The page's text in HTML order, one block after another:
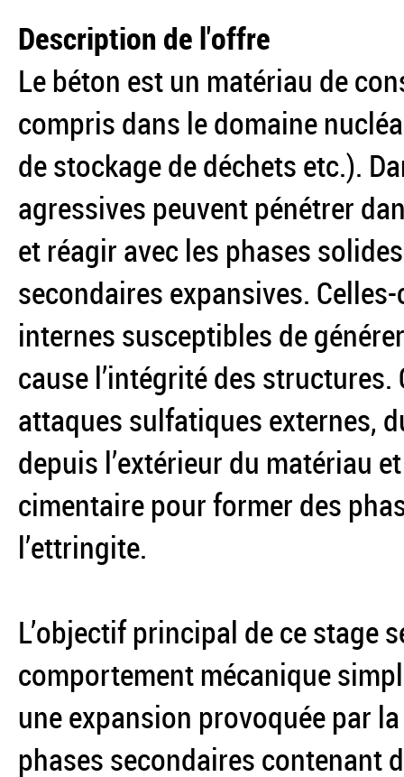
Description de l'offre
Le béton est un matériau de
compris dans le domaine
de stockage de déchets etc.).
agressives peuvent pénétrer
et réagir avec les phases
secondaires expansives.
internes susceptibles de
cause l’intégrité des structures.
attaques sulfatiques externes,
depuis l’extérieur du matériau
cimentaire pour former des
l’ettringite.
L’objectif principal de ce stage
comportement mécanique
une expansion provoquée par
phases secondaires contenant